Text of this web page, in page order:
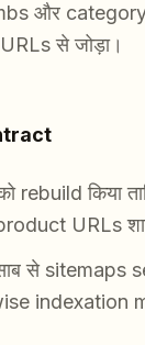
और category
से जोड़ा।
rebuild किया
URLs
से sitemaps
indexation